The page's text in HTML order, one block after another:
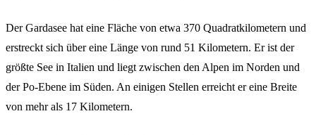
Der Gardasee hat eine Fläche von etwa 370 Quadratkilometern und
erstreckt sich über eine Länge von rund 51 Kilometern. Er ist der
größte See in Italien und liegt zwischen den Alpen im Norden und
der Po-Ebene im Süden. An einigen Stellen erreicht er eine Breite
von mehr als 17 Kilometern.